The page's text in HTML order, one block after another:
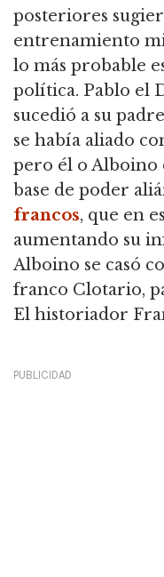
posteriores
entrenamiento
lo más probable
política. Pablo el
sucedió a su
se había aliado
pero él o Alboino
base de poder
francos, que en
aumentando su
Alboino se casó
franco Clotario,
El historiador
PUBLICIDAD